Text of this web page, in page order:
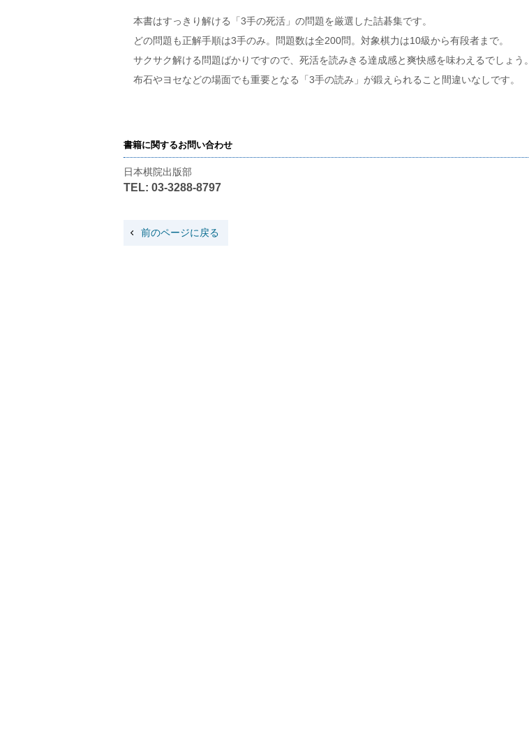
本書はすっきり解ける「3手の死活」の問題を厳選した詰碁集です。
どの問題も正解手順は3手のみ。問題数は全200問。対象棋力は10級から有段者まで。
サクサク解ける問題ばかりですので、死活を読みきる達成感と爽快感を味わえるでしょう。
布石やヨセなどの場面でも重要となる「3手の読み」が鍛えられること間違いなしです。
書籍に関するお問い合わせ
日本棋院出版部
TEL: 03-3288-8797
前のページに戻る